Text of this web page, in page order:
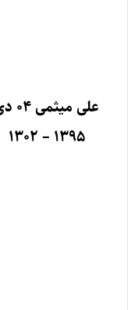
علی میثمی ۰۴ دی
۱۳۹۵ – ۱۳۰۲